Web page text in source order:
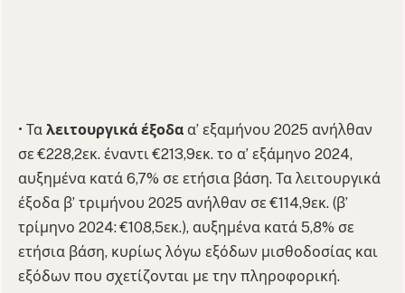
• Τα λειτουργικά έξοδα α’ εξαμήνου 2025 ανήλθαν
σε €228,2εκ. έναντι €213,9εκ. το α’ εξάμηνο 2024,
αυξημένα κατά 6,7% σε ετήσια βάση. Τα λειτουργικά
έξοδα β’ τριμήνου 2025 ανήλθαν σε €114,9εκ. (β’
τρίμηνο 2024: €108,5εκ.), αυξημένα κατά 5,8% σε
ετήσια βάση, κυρίως λόγω εξόδων μισθοδοσίας και
εξόδων που σχετίζονται με την πληροφορική.